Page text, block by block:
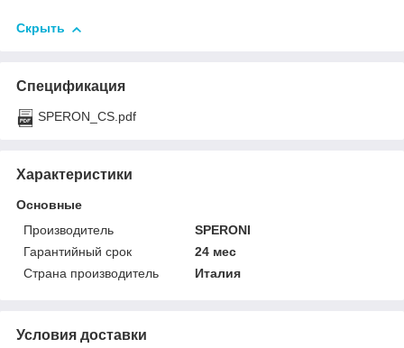
Скрыть
Спецификация
SPERON_CS.pdf
Характеристики
Основные
Производитель
SPERONI
Гарантийный срок
24 мес
Страна производитель
Италия
Условия доставки